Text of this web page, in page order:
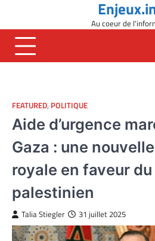
content
Au coeur de
FEATURED, POLITIQUE
Aide d’urgence
Gaza : une
royale en faveur
palestinien
Talia Stiegler 31 juillet 2025